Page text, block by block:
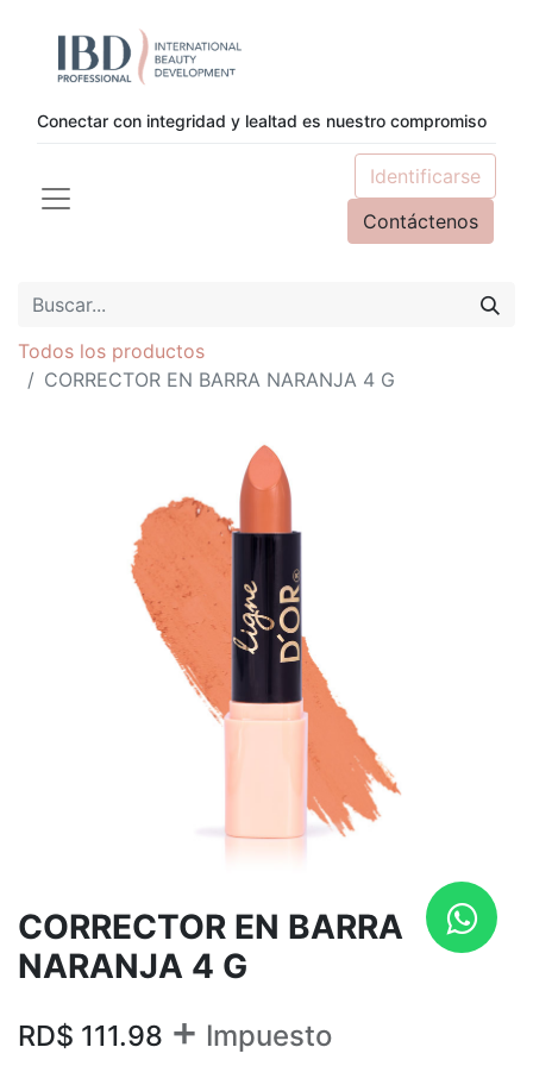
Conectar con integridad y lealtad es nuestro compromiso
Identificarse
Contáctenos
Todos los productos
CORRECTOR EN BARRA NARANJA 4 G
CORRECTOR EN BARRA
NARANJA 4 G
RD$ 111.98 + Impuesto